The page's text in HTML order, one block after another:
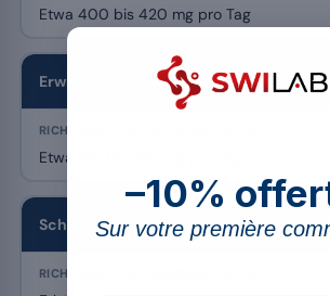
Etwa 400 bis 420 mg pro Tag
Erwachsene Frau
Etwa 310 bis 320 mg pro Tag
Schwangerschaft / Stillzeit
–10%
Sur votre première